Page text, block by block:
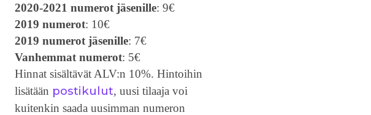
2020-2021 numerot jäsenille: 9€
2019 numerot: 10€
2019 numerot jäsenille: 7€
Vanhemmat numerot: 5€
Hinnat sisältävät ALV:n 10%. Hintoihin
lisätään postikulut, uusi tilaaja voi
kuitenkin saada uusimman numeron